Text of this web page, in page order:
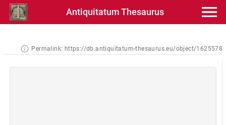
Antiquitatum Thesaurus
Permalink: https://db.antiquitatum-thesaurus.eu/object/1625578